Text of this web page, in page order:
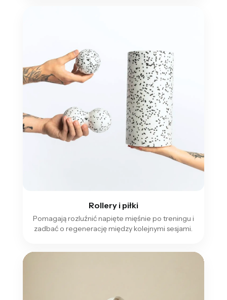
Rollery i piłki
Pomagają rozluźnić napięte mięśnie po treningu i
zadbać o regenerację między kolejnymi sesjami.